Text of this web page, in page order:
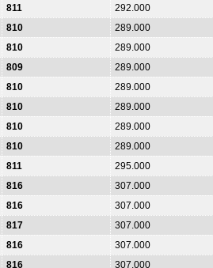
811
292.000
810
289.000
810
289.000
809
289.000
810
289.000
810
289.000
810
289.000
810
289.000
811
295.000
816
307.000
816
307.000
817
307.000
816
307.000
816 307.000